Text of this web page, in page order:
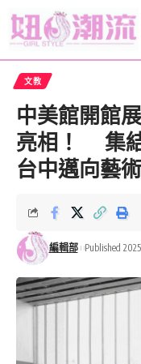
文教
中美館開館
亮相！ 集
台中邁向藝
編輯部 Published